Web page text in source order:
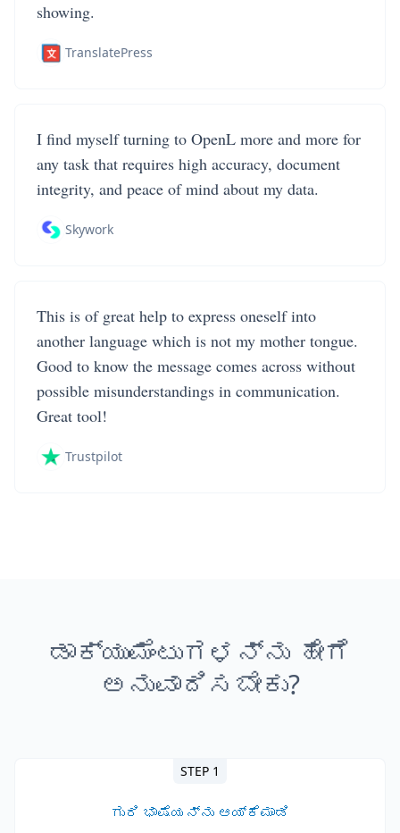
showing.
TranslatePress
I find myself turning to OpenL more and more for
any task that requires high accuracy, document
integrity, and peace of mind about my data.
Skywork
This is of great help to express oneself into
another language which is not my mother tongue.
Good to know the message comes across without
possible misunderstandings in communication.
Great tool!
Trustpilot
ಡಾಕ್ಯುಮೆಂಟುಗಳನ್ನು ಹೇಗೆ
ಅನುವಾದಿಸಬೇಕು?
STEP 1
ಗುರಿ ಭಾಷೆಯನ್ನು ಆಯ್ಕೆಮಾಡಿ